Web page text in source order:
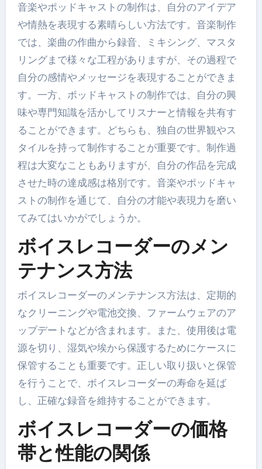
音楽やポッドキャストの制作は、自分のアイデア
や情熱を表現する素晴らしい方法です。音楽制作
では、楽曲の作曲から録音、ミキシング、マスタ
リングまで様々な工程がありますが、その過程で
自分の感情やメッセージを表現することができま
す。一方、ポッドキャストの制作では、自分の興
味や専門知識を活かしてリスナーと情報を共有す
ることができます。どちらも、独自の世界観やス
タイルを持って制作することが重要です。制作過
程は大変なこともありますが、自分の作品を完成
させた時の達成感は格別です。音楽やポッドキャ
ストの制作を通じて、自分の才能や表現力を磨い
てみてはいかがでしょうか。
ボイスレコーダーのメン
テナンス方法
ボイスレコーダーのメンテナンス方法は、定期的
なクリーニングや電池交換、ファームウェアのア
ップデートなどが含まれます。また、使用後は電
源を切り、湿気や埃から保護するためにケースに
保管することも重要です。正しい取り扱いと保管
を行うことで、ボイスレコーダーの寿命を延ば
し、正確な録音を維持することができます。
ボイスレコーダーの価格
帯と性能の関係